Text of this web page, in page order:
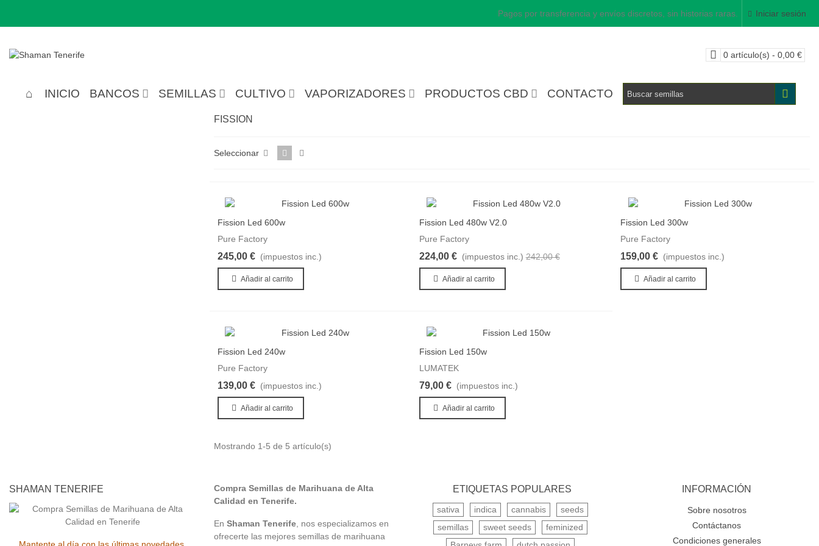
Pagos por transferencia y envíos discretos, sin historias raras. Iniciar sesión
0 artículo(s) - 0,00 €
INICIO BANCOS SEMILLAS CULTIVO VAPORIZADORES PRODUCTOS CBD CONTACTO
FISSION
Seleccionar
Favorito
Fission Led 600w
Pure Factory
245,00 € (impuestos inc.)
Añadir al carrito
Favorito
Fission Led 480w V2.0
Pure Factory
224,00 € (impuestos inc.) 242,00 €
Añadir al carrito
Favorito
Fission Led 300w
Pure Factory
159,00 € (impuestos inc.)
Añadir al carrito
Favorito
Fission Led 240w
Pure Factory
139,00 € (impuestos inc.)
Añadir al carrito
Favorito
Fission Led 150w
LUMATEK
79,00 € (impuestos inc.)
Añadir al carrito
Mostrando 1-5 de 5 artículo(s)
SHAMAN TENERIFE
Mantente al día con las últimas novedades,
Compra Semillas de Marihuana de Alta
Calidad en Tenerife.
En Shaman Tenerife , nos especializamos en
ofrecerte las mejores semillas de marihuana
ETIQUETAS POPULARES
sativa indica cannabis
seeds
semillas
sweet seeds
feminized
INFORMACIÓN
Sobre nosotros
Contáctanos
Condiciones generales